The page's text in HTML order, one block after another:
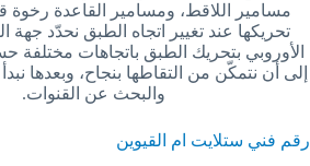
مسامير اللاقط، ومسامير القاعدة رخوة
تحريكها عند تغيير اتجاه الطبق نحدّد جهة
الأوروبي بتحريك الطبق باتجاهات مختلفة
إلى أن نتمكّن من التقاطها بنجاح، وبعدها
والبحث عن القنوات.
رقم فني ستلايت ام القيوين